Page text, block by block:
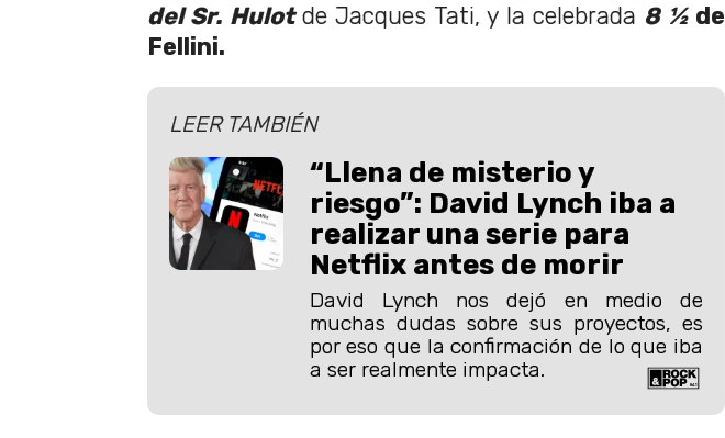
del Sr. Hulotde Jacques Tati, y la celebrada 8 ½ de
Fellini.
LEER TAMBIÉN
“Llena de misterio y
riesgo”: David Lynch iba a
realizar una serie para
Netflix antes de morir
David Lynch nos dejó en medio de
muchas dudas sobre sus proyectos, es
por eso que la confirmación de lo que iba
a ser realmente impacta.